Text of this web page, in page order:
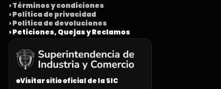
› Términos y condiciones
› Política de privacidad
› Política de devoluciones
› Peticiones, Quejas y Reclamos
Visitar sitio oficial de la SIC